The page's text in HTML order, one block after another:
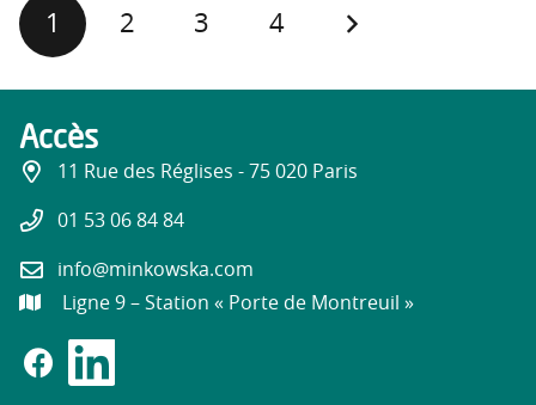
1 2 3 4
Accès
11 Rue des Réglises - 75 020 Paris
01 53 06 84 84
info@minkowska.com
Ligne 9 – Station « Porte de Montreuil »